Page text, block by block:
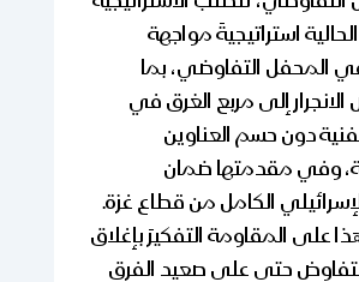
الحالية استراتيجيةَ مواجهة
المحفل التفاوضي، بما
إلى مربع الغرق في
دون حسم العناوين
وفي مقدمتها ضمان
الكامل من قطاع غزة.
على المقاومة التفكيرَ بإغلاق
حتى على صعيد الفرق